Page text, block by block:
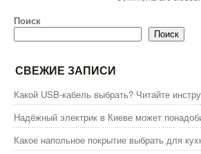
Поиск
Поиск
СВЕЖИЕ ЗАПИСИ
Какой USB-кабель выбрать? Читайте
Надёжный электрик в Киеве может
Какое напольное покрытие выбрать для